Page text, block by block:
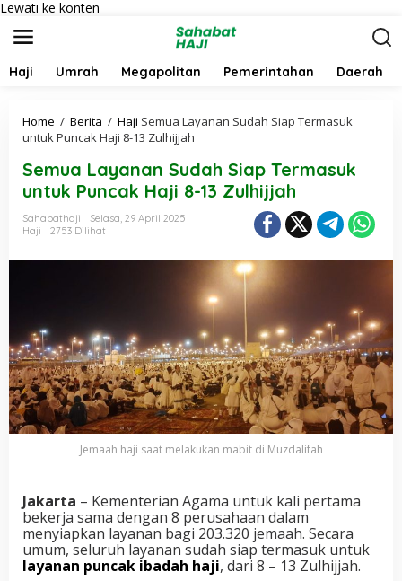
Lewati ke konten
Haji Umrah Megapolitan Pemerintahan Daerah
Home / Berita / Haji Semua Layanan Sudah Siap Termasuk
untuk Puncak Haji 8-13 Zulhijjah
Semua Layanan Sudah Siap Termasuk
untuk Puncak Haji 8-13 Zulhijjah
Sahabathaji
Selasa, 29 April 2025
Haji
2753 Dilihat
Jemaah haji saat melakukan mabit di Muzdalifah
Jakarta – Kementerian Agama untuk kali pertama
bekerja sama dengan 8 perusahaan dalam
menyiapkan layanan bagi 203.320 jemaah. Secara
umum, seluruh layanan sudah siap termasuk untuk
layanan puncak ibadah haji, dari 8 – 13 Zulhijjah.